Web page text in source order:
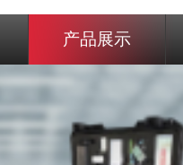
产品展示